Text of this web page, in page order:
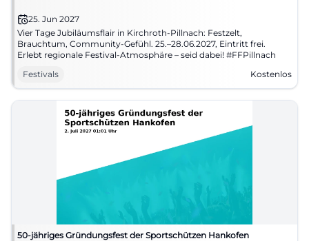
25. Jun 2027
Vier Tage Jubiläumsflair in Kirchroth-Pillnach: Festzelt,
Brauchtum, Community-Gefühl. 25.–28.06.2027, Eintritt frei.
Erlebt regionale Festival-Atmosphäre – seid dabei! #FFPillnach
Festivals
Kostenlos
50-jähriges Gründungsfest der Sportschützen Hankofen